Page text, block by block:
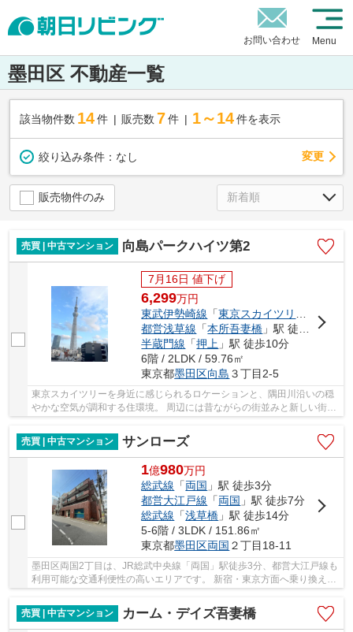
お問い合わせ Menu
墨田区 不動産一覧
該当物件数 14件 販売数 7 件 1～14 件を表示
絞り込み条件： なし 変更
販売物件のみ
売買 | 中古マンション 向島パークハイツ第2
7月16日 値下げ
6,299万円
東武伊勢崎線 「東京スカイツリー
」駅 徒
都営浅草線 「本所吾妻橋 」駅 徒歩9分
半蔵門線 「押上 」駅 徒歩10分
6階 / 2LDK / 59.76㎡
東京都墨田区向島 ３丁目2-5
東京スカイツリーを身近に感じられるロケーションと、隅田川沿いの穏
やかな空気が調和する住環境。 周辺には昔ながらの街並みと新しい街の
売買 | 中古マンション
サンローズ
1億980万円
総武線 「両国 」駅 徒歩3分
都営大江戸線 「両国 」駅 徒歩7分
総武線 「浅草橋 」駅 徒歩14分
5-6階 / 3LDK / 151.86㎡
東京都墨田区両国 ２丁目18-11
墨田区両国2丁目は、JR総武中央線「両国」駅徒歩3分、都営大江戸線も
利用可能な交通利便性の高いエリアです。 新宿・東京方面へ乗り換え少
売買 | 中古マンション
カーム・デイズ吾妻橋